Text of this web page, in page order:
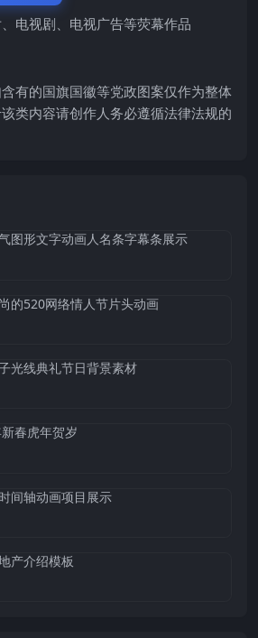
电视剧、电视广告等荧幕作品
有的国旗国徽等党政图案仅作为整体
类内容请创作人务必遵循法律法规的
图形文字动画人名条字幕条展示
的520网络情人节片头动画
光线典礼节日背景素材
春虎年贺岁
间轴动画项目展示
产介绍模板